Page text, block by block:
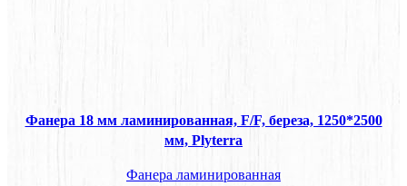
Фанера 18 мм ламинированная, F/F, береза, 1250*2500
мм, Plyterra
Фанера ламинированная